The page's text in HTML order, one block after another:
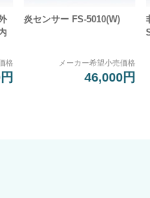
格
炎センサー FS-5010(W)
メーカー希望小売価格
46,000円